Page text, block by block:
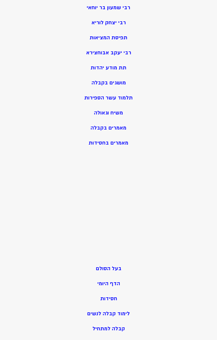
רבי שמעון בר יוחאי
רבי יצחק לוריא
תפיסת המציאות
רבי יעקב אבוחצירא
תת מודע יהדות
מושגים בקבלה
תלמוד עשר הספירות
משיח וגאולה
מאמרים בקבלה
מאמרים בחסידות
בעל הסולם
הדף היומי
חסידות
לימוד קבלה לנשים
קבלה למתחיל